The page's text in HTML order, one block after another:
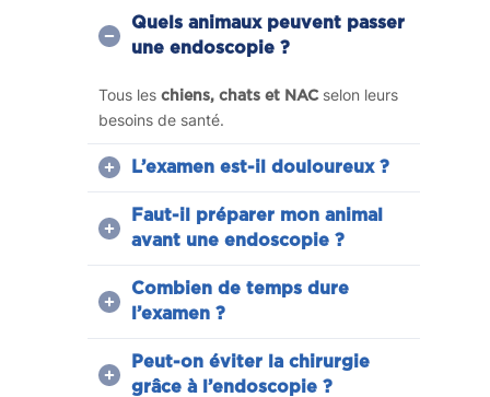
Quels animaux peuvent passer
une endoscopie ?
Tous les chiens, chats et NACselon leurs
besoins de santé.
L’examen est-il douloureux ?
Faut-il préparer mon animal
avant une endoscopie ?
Combien de temps dure
l’examen ?
Peut-on éviter la chirurgie
grâce à l’endoscopie ?